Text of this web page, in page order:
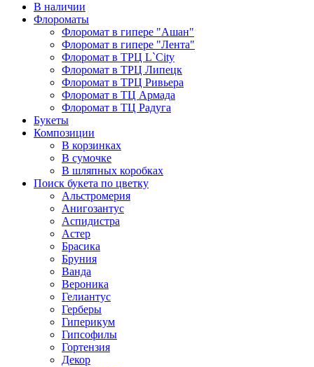
В наличии
Флороматы
Флоромат в гипере "Ашан"
Флоромат в гипере "Лента"
Флоромат в ТРЦ L`City
Флоромат в ТРЦ Липецк
Флоромат в ТРЦ Ривьера
Флоромат в ТЦ Армада
Флоромат в ТЦ Радуга
Букеты
Композиции
В корзинках
В сумочке
В шляпных коробках
Поиск букета по цветку
Альстромерия
Анигозантус
Аспидистра
Астер
Брасика
Бруния
Ванда
Вероника
Гелиантус
Герберы
Гиперикум
Гипсофилы
Гортензия
Декор